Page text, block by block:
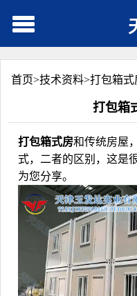
首页>技术资料>打包箱式
打包箱
打包箱式房和传统房屋
式，二者的区别，这是
为您分享。